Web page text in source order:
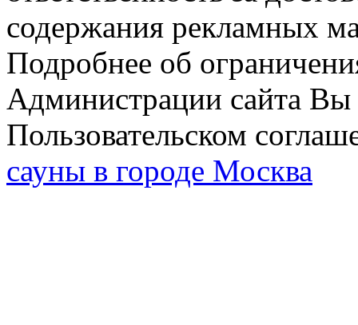
содержания рекламных
Подробнее об
Администрации сайта Вы
Пользовательском
сауны в городе Москва